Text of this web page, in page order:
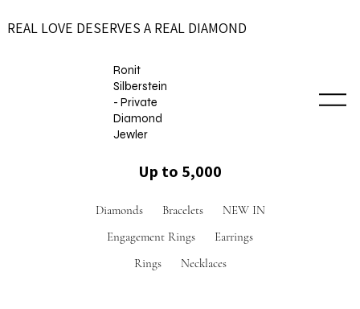
REAL LOVE DESERVES A REAL DIAMOND
Ronit
Silberstein
- Private
Diamond
Jewler
Up to 5,000
NEW IN
Bracelets
Diamonds
Earrings
Engagement Rings
Necklaces
Rings